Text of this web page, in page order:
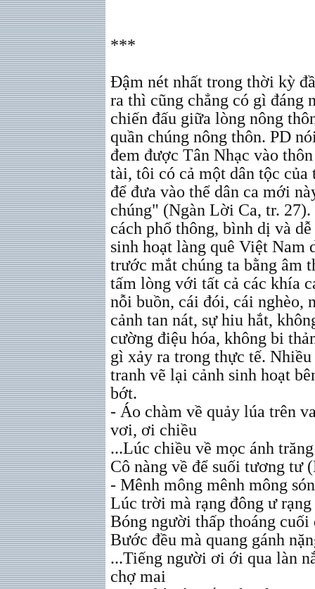
***
Đậm nét nhất trong thời kỳ
ra thì cũng chẳng có gì đáng
chiến đấu giữa lòng nông
quần chúng nông thôn. PD
đem được Tân Nhạc vào
tài, tôi có cả một dân tộc
để đưa vào thể dân ca mới
chúng" (Ngàn Lời Ca, tr.
cách phổ thông, bình dị và
sinh hoạt làng quê Việt Nam
trước mắt chúng ta bằng âm
tấm lòng với tất cả các khía
nỗi buồn, cái đói, cái nghèo,
cảnh tan nát, sự hiu hắt,
cường điệu hóa, không bi
gì xảy ra trong thực tế.
tranh vẽ lại cảnh sinh hoạt
bớt.
- Áo chàm về quảy lúa trên
vơi, ơi chiều
...Lúc chiều về mọc ánh
Cô nàng về để suối tương tư
- Mênh mông mênh mông
Lúc trời mà rạng đông ư rạng
Bóng người thấp thoáng cuối
Bước đều mà quang gánh
...Tiếng người ơi ới qua làn
chợ mai